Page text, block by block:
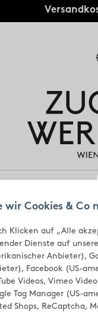
wir Cookies & Co
Klicken auf „Alle
Dienste auf
Anbieter),
Facebook (US-
Videos, Vimeo
Tag Manager (US-
Shops, ReCaptcha,